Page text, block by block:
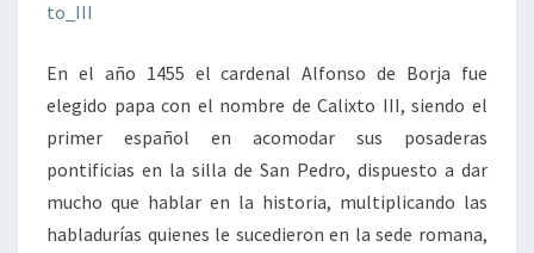
En el año 1455 el cardenal Alfonso de Borja fue
elegido papa con el nombre de Calixto III, siendo el
primer español en acomodar sus posaderas
pontificias en la silla de San Pedro, dispuesto a dar
mucho que hablar en la historia, multiplicando las
habladurías quienes le sucedieron en la sede romana,